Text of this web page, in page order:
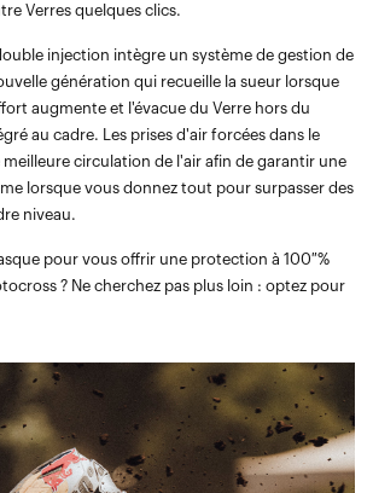
Verres quelques clics.
injection intègre un système de gestion de
génération qui recueille la sueur lorsque
augmente et l'évacue du Verre hors du
au cadre. Les prises d'air forcées dans le
circulation de l'air afin de garantir une
lorsque vous donnez tout pour surpasser des
niveau.
pour vous offrir une protection à 100 %
? Ne cherchez pas plus loin : optez pour